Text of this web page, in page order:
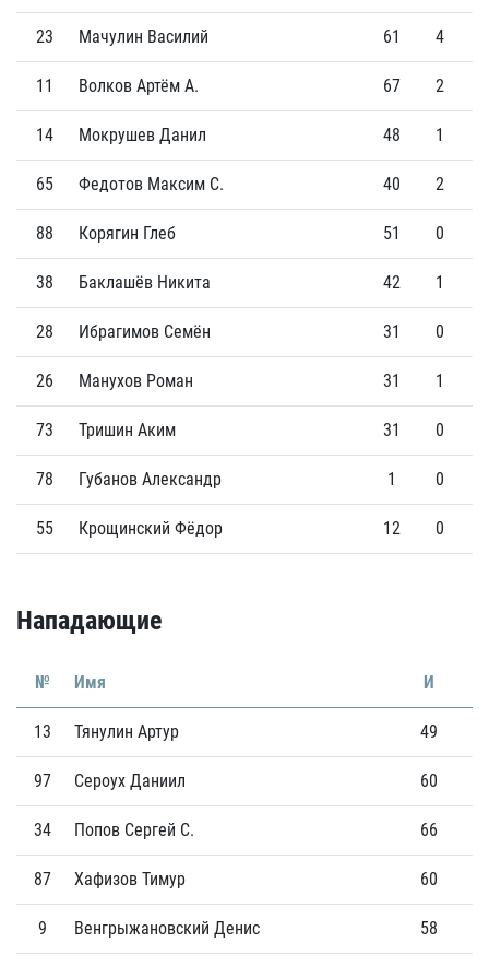
23 Мачулин Василий 61 4
11 Волков Артём А. 67 2
14 Мокрушев Данил 48 1
65 Федотов Максим С. 40 2
88 Корягин Глеб 51 0
38 Баклашёв Никита 42 1
28 Ибрагимов Семён 31 0
26 Манухов Роман 31 1
73 Тришин Аким 31 0
78 Губанов Александр 1 0
55 Крощинский Фёдор 12 0
Нападающие
№ Имя И
13 Тянулин Артур 49
97 Сероух Даниил 60
34 Попов Сергей С. 66
87 Хафизов Тимур 60
9 Венгрыжановский Денис 58